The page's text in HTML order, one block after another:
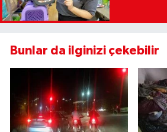
Bunlar da ilginizi çekebilir